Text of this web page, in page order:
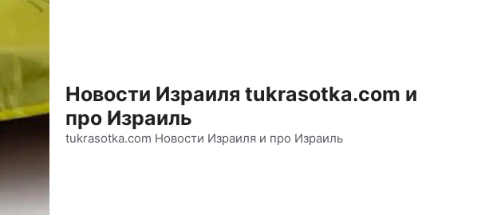
Новости Израиля tukrasotka.com и
про Израиль
tukrasotka.com Новости Израиля и про Израиль